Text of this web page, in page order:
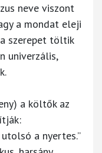
neve viszont
a mondat eleji
szerepet töltik
univerzális,
a költők az
a nyertes.”